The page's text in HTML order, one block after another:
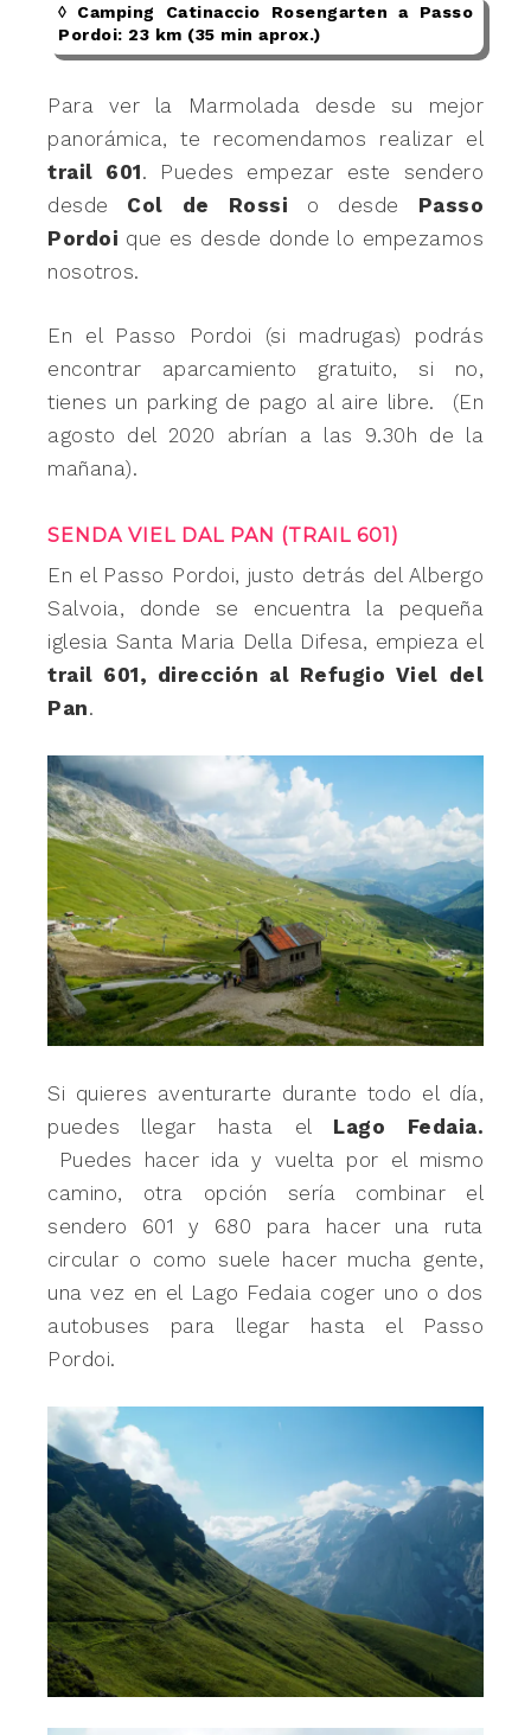
◊ Camping Catinaccio Rosengarten a Passo
Pordoi: 23 km (35 min aprox.)
Para ver la Marmolada desde su mejor
panorámica, te recomendamos realizar el
trail 601. Puedes empezar este sendero
desde Col de Rossi o desde Passo
Pordoi que es desde donde lo empezamos
nosotros.
En el Passo Pordoi (si madrugas) podrás
encontrar aparcamiento gratuito, si no,
tienes un parking de pago al aire libre. (En
agosto del 2020 abrían a las 9.30h de la
mañana).
SENDA VIEL DAL PAN (TRAIL 601)
En el Passo Pordoi, justo detrás del Albergo
Salvoia, donde se encuentra la pequeña
iglesia Santa Maria Della Difesa, empieza el
trail 601, dirección al Refugio Viel del
Pan.
Si quieres aventurarte durante todo el día,
puedes llegar hasta el Lago Fedaia.
Puedes hacer ida y vuelta por el mismo
camino, otra opción sería combinar el
sendero 601 y 680 para hacer una ruta
circular o como suele hacer mucha gente,
una vez en el Lago Fedaia coger uno o dos
autobuses para llegar hasta el Passo
Pordoi.